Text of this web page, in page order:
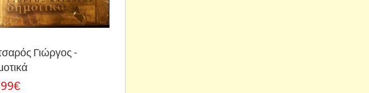
Γιώργος -